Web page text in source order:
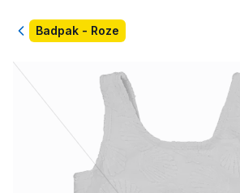
TerugBadpak - Roze